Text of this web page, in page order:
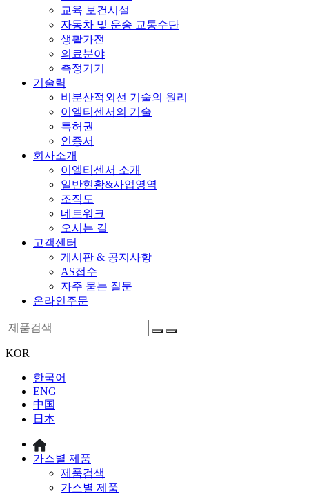
교육 보건시설
자동차 및 운송 교통수단
생활가전
의료분야
측정기기
기술력
비분산적외선 기술의 원리
이엘티센서의 기술
특허권
인증서
회사소개
이엘티센서 소개
일반현황&사업영역
조직도
네트워크
오시는 길
고객센터
게시판 & 공지사항
AS접수
자주 묻는 질문
온라인주문
KOR
한국어
ENG
中国
日本
가스별 제품
제품검색
가스별 제품